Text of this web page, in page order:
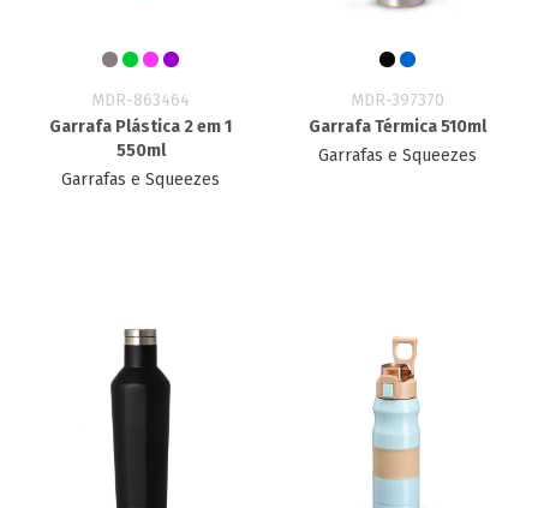
MDR-863464
Garrafa Plástica 2 em 1
550ml
Garrafas e Squeezes
MDR-397370
Garrafa Térmica 510ml
Garrafas e Squeezes